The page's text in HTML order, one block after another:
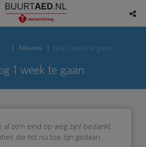
Nieuws Nog 1 week te gaan
1 week te gaan
al zo'n eind op weg zijn! bedankt
die tot nu toe zijn gedaan.